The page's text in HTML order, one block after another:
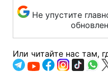
Не упустите
Или читайте нас там,